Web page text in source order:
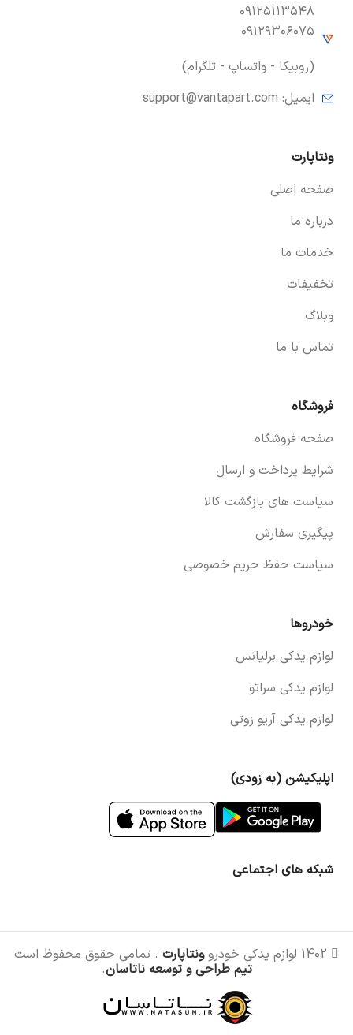
۰۹۱۲۵۱۱۳۵۴۸
۰۹۱۲۹۳۰۶۰۷۵
(روبیکا - واتساپ - تلگرام)
ایمیل: support@vantapart.com
ونتاپارت
صفحه اصلی
درباره ما
خدمات ما
تخفیفات
وبلاگ
تماس با ما
فروشگاه
صفحه فروشگاه
شرایط پرداخت و ارسال
سیاست های بازگشت کالا
پیگیری سفارش
سیاست حفظ حریم خصوصی
خودروها
لوازم یدکی برلیانس
لوازم یدکی سراتو
لوازم یدکی آریو زوتی
اپلیکیشن (به زودی)
شبکه های اجتماعی
ونتاپارت . تمامی حقوق محفوظ است
تیم طراحی و توسعه ناتاسان.